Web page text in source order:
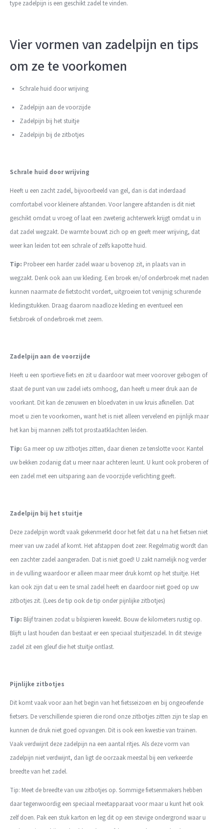
type zadelpijn is een geschikt zadel te vinden.
Vier vormen van zadelpijn en tips
om ze te voorkomen
Schrale huid door wrijving
Zadelpijn aan de voorzijde
Zadelpijn bij het stuitje
Zadelpijn bij de zitbotjes
Schrale huid door wrijving
Heeft u een zacht zadel, bijvoorbeeld van gel, dan is dat inderdaad
comfortabel voor kleinere afstanden. Voor langere afstanden is dit niet
geschikt omdat u vroeg of laat een zweterig achterwerk krijgt omdat u in
dat zadel wegzakt. De warmte bouwt zich op en geeft meer wrijving, dat
weer kan leiden tot een schrale of zelfs kapotte huid.
Tip: Probeer een harder zadel waar u bovenop zit, in plaats van in
wegzakt. Denk ook aan uw kleding. Een broek en/of onderbroek met naden
kunnen naarmate de fietstocht vordert, uitgroeien tot venijnig schurende
kledingstukken. Draag daarom naadloze kleding en eventueel een
fietsbroek of onderbroek met zeem.
Zadelpijn aan de voorzijde
Heeft u een sportieve fiets en zit u daardoor wat meer voorover gebogen of
staat de punt van uw zadel iets omhoog, dan heeft u meer druk aan de
voorkant. Dit kan de zenuwen en bloedvaten in uw kruis afknellen. Dat
moet u zien te voorkomen, want het is niet alleen vervelend en pijnlijk maar
het kan bij mannen zelfs tot prostaatklachten leiden.
Tip: Ga meer op uw zitbotjes zitten, daar dienen ze tenslotte voor. Kantel
uw bekken zodanig dat u meer naar achteren leunt. U kunt ook proberen of
een zadel met een uitsparing aan de voorzijde verlichting geeft.
Zadelpijn bij het stuitje
Deze zadelpijn wordt vaak gekenmerkt door het feit dat u na het fietsen niet
meer van uw zadel af komt. Het afstappen doet zeer. Regelmatig wordt dan
een zachter zadel aangeraden. Dat is niet goed! U zakt namelijk nog verder
in de vulling waardoor er alleen maar meer druk komt op het stuitje. Het
kan ook zijn dat u een te smal zadel heeft en daardoor niet goed op uw
zitbotjes zit. (Lees de tip ook de tip onder pijnlijke zitbotjes)
Tip: Blijf trainen zodat u bilspieren kweekt. Bouw de kilometers rustig op.
Blijft u last houden dan bestaat er een speciaal stuitjeszadel. In dit stevige
zadel zit een gleuf die het stuitje ontlast.
Pijnlijke zitbotjes
Dit komt vaak voor aan het begin van het fietsseizoen en bij ongeoefende
fietsers. De verschillende spieren die rond onze zitbotjes zitten zijn te slap en
kunnen de druk niet goed opvangen. Dit is ook een kwestie van trainen.
Vaak verdwijnt deze zadelpijn na een aantal ritjes. Als deze vorm van
zadelpijn niet verdwijnt, dan ligt de oorzaak meestal bij een verkeerde
breedte van het zadel.
Tip: Meet de breedte van uw zitbotjes op. Sommige fietsenmakers hebben
daar tegenwoordig een speciaal meetapparaat voor maar u kunt het ook
zelf doen. Pak een stuk karton en leg dit op een stevige ondergrond waar u